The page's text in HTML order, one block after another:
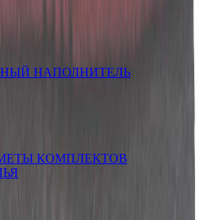
НАПОЛНИТЕЛЬ
КОМПЛЕКТОВ